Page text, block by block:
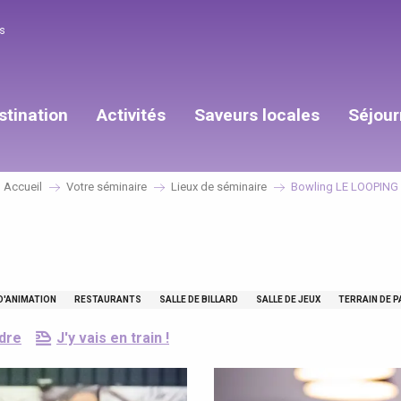
Activités Saveurs locales
Accueil Votre séminaire Lieux de séminaire Bowling LE LOOPING
RESTAURANTS SALLE DE BILLARD SALLE DE JEUX TERRAIN DE
J'y vais en train !